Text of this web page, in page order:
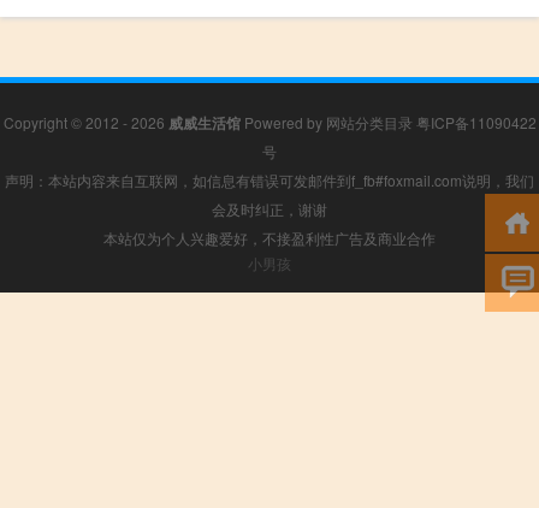
Copyright © 2012 - 2026 威威生活馆Powered by 网站分类目录 粤ICP备11090422
号
声明：本站内容来自互联网，如信息有错误可发邮件到f_fb#foxmail.com说明，我们
会及时纠正，谢谢
本站仅为个人兴趣爱好，不接盈利性广告及商业合作
小男孩